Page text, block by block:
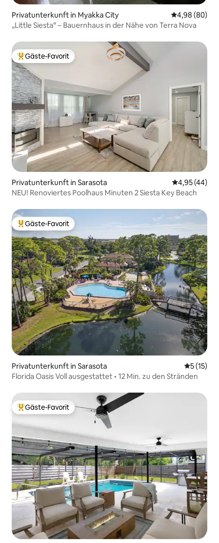
Privatunterkunft in Myakka City
4,98 (80)
„Little Siesta“ – Bauernhaus in der Nähe von Terra Nova
Beliebter Gäste-Favorit.
Gäste-Favorit
Privatunterkunft in Sarasota
4,95 (44)
NEU! Renoviertes Poolhaus Minuten 2 Siesta Key Beach
Beliebter Gäste-Favorit.
Gäste-Favorit
Privatunterkunft in Sarasota
5 (15)
Florida Oasis Voll ausgestattet • 12 Min. zu den Stränden
Beliebter Gäste-Favorit.
Gäste-Favorit